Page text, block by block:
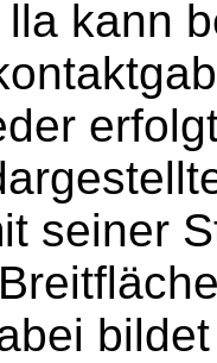
kann
seiner